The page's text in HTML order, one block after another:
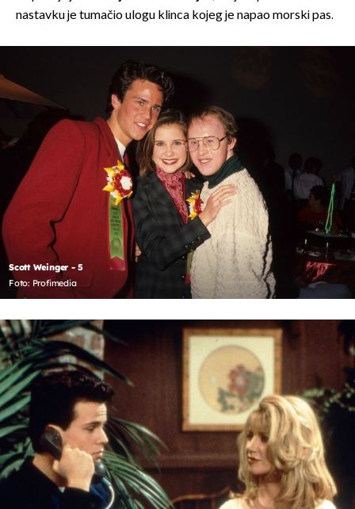
nastavku je tumačio ulogu klinca kojeg je napao morski pas.
Scott Weinger - 5
Foto: Profimedia